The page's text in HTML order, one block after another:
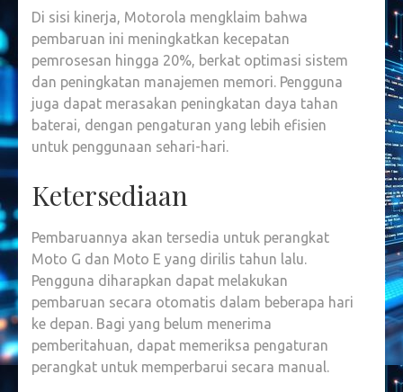
Di sisi kinerja, Motorola mengklaim bahwa
pembaruan ini meningkatkan kecepatan
pemrosesan hingga 20%, berkat optimasi sistem
dan peningkatan manajemen memori. Pengguna
juga dapat merasakan peningkatan daya tahan
baterai, dengan pengaturan yang lebih efisien
untuk penggunaan sehari-hari.
Ketersediaan
Pembaruannya akan tersedia untuk perangkat
Moto G dan Moto E yang dirilis tahun lalu.
Pengguna diharapkan dapat melakukan
pembaruan secara otomatis dalam beberapa hari
ke depan. Bagi yang belum menerima
pemberitahuan, dapat memeriksa pengaturan
perangkat untuk memperbarui secara manual.